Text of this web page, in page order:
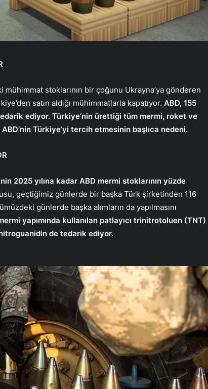
mühimmat stoklarının bir çoğunu Ukrayna’ya gönderen
satın aldığı mühimmatlarla kapatıyor. ABD, 155
ediyor. Türkiye’nin ürettiği tüm mermi, roket ve
Türkiye’yi tercih etmesinin başlıca nedeni.
2025 yılına kadar ABD mermi stoklarının yüzde
geçtiğimiz günlerde bir başka Türk şirketinden 116
günlerde başka alımların da yapılmasını
yapımında kullanılan patlayıcı trinitrotoluen (TNT)
de tedarik ediyor.